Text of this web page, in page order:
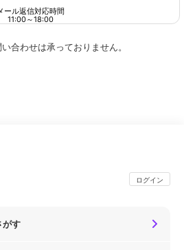
ール返信対応時間
11:00～18:00
合わせは承っておりません。
ログイン
がす